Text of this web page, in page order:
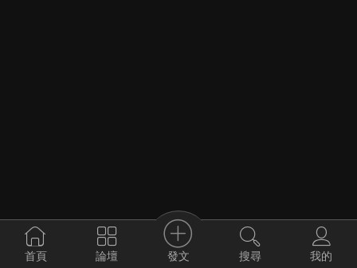
首頁 論壇 發文 搜尋 我的